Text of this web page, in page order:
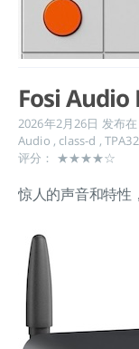
Fosi Audio
2026年2月26日 发布在
Audio , class-d ,
评分： ★★★★☆
惊人的声音和特性